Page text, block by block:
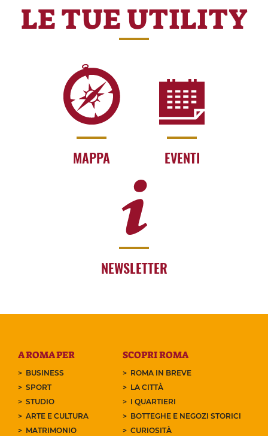
LE TUE UTILITY
MAPPA EVENTI
NEWSLETTER
A ROMA PER
BUSINESS
SPORT
STUDIO
ARTE E CULTURA
MATRIMONIO
SCOPRI ROMA
ROMA IN BREVE
LA CITTÀ
I QUARTIERI
BOTTEGHE E NEGOZI STORICI
CURIOSITÀ